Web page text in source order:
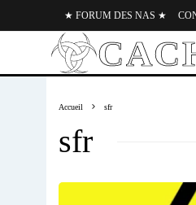
★ FORUM DES NAS ★
Accueil sfr
sfr